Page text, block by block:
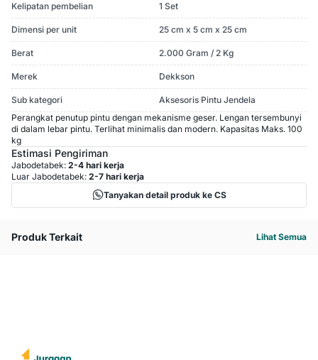
Kelipatan pembelian 1 Set
Dimensi per unit 25 cm x 5 cm x 25 cm
Berat 2.000 Gram / 2 Kg
Merek Dekkson
Sub kategori
Aksesoris Pintu Jendela
Perangkat penutup pintu dengan mekanisme geser. Lengan tersembunyi
di dalam lebar pintu. Terlihat minimalis dan modern. Kapasitas Maks. 100
kg
Estimasi Pengiriman
Jabodetabek: 2-4 hari kerja
Luar Jabodetabek: 2-7 hari kerja
Tanyakan detail produk ke CS
Produk Terkait Lihat Semua